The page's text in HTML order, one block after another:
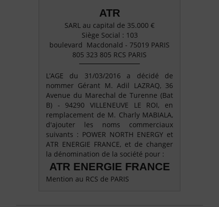
ATR
SARL au capital de 35.000 €
Siège Social : 103
boulevard Macdonald - 75019 PARIS
805 323 805 RCS PARIS
L’AGE du 31/03/2016 a décidé de
nommer Gérant M. Adil LAZRAQ, 36
Avenue du Marechal de Turenne (Bat
B) - 94290 VILLENEUVE LE ROI, en
remplacement de M. Charly MABIALA,
d'ajouter les noms commerciaux
suivants : POWER NORTH ENERGY et
ATR ENERGIE FRANCE, et de changer
la dénomination de la société pour :
ATR ENERGIE FRANCE
Mention au RCS de PARIS